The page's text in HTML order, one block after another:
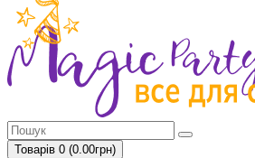
Товарів 0 (0.00грн)